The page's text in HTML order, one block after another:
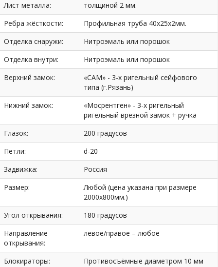
Лист металла:
толщиной 2 мм.
Ребра жёсткости:
Профильная труба 40х25х2мм.
Отделка снаружи:
Нитроэмаль или порошок
Отделка внутри:
Нитроэмаль или порошок
Верхний замок:
«САМ» - 3-х ригельный сейфового
типа (г.Рязань)
Нижний замок:
«Мосрентген» - 3-х ригельный
ригельный врезной замок + ручка
Глазок:
200 градусов
Петли:
d-20
Задвижка:
Россия
Размер:
Любой (цена указана при размере
2000х800мм.)
Угол открывания:
180 градусов
Направление
открывания:
левое/правое – любое
Блокираторы:
Противосъёмные диаметром 10 мм